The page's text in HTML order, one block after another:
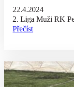
22.4.2024
2. Liga Muži RK
Přečíst